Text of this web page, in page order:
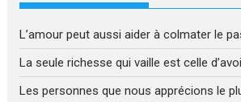
L’amour peut aussi aider à colmater le
La seule richesse qui vaille est celle
Les personnes que nous apprécions le